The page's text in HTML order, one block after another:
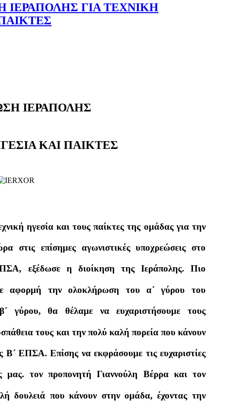
ΙΕΡΑΠΟΛΗΣ ΓΙΑ ΤΕΧΝΙΚΗ
ΙΕΡΑΠΟΛΗΣ
ΚΑΙ ΠΑΙΚΤΕΣ
ηγεσία και τους παίκτες της ομάδας για την
στις επίσημες αγωνιστικές υποχρεώσεις στο
εξέδωσε η διοίκηση της Ιεράπολης. Πιο
αφορμή την ολοκλήρωση του α΄ γύρου του
γύρου, θα θέλαμε να ευχαριστήσουμε τους
τους και την πολύ καλή πορεία που κάνουν
ΕΠΣΑ. Επίσης να εκφράσουμε τις ευχαριστίες
τον προπονητή Γιαννούλη Βέρρα και τον
δουλειά που κάνουν στην ομάδα, έχοντας την